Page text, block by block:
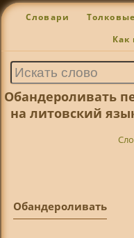
Словари Толковые
Как
Обандероливать
на литовский
Обандероливать